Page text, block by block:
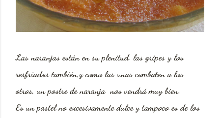
Las naranjas están en su plenitud, las gripes y los
resfriados también,y como las unas combaten a los
otros, un postre de naranja nos vendrá muy bien.
Es un pastel no excesivamente dulce y tampoco es de los